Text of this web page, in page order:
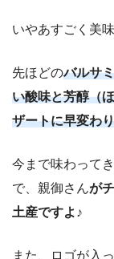
いやあすごく美
先ほどのバルサ
い酸味と芳醇（
ザートに早変わ
今まで味わって
で、親御さんが
土産ですよ♪
また、ロゴが入